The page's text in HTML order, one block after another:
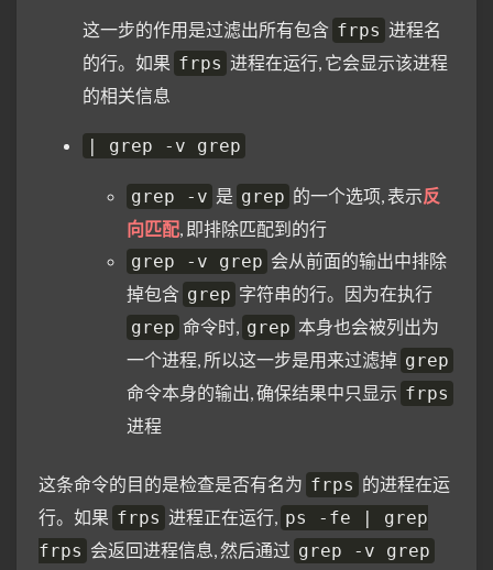
这一步的作用是过滤出所有包含 frps 进程名
的行。如果 frps 进程在运行, 它会显示该进程
的相关信息
| grep -v grep
grep -v 是 grep 的一个选项, 表示反
向匹配, 即排除匹配到的行
grep -v grep 会从前面的输出中排除
掉包含 grep 字符串的行。因为在执行
grep 命令时, grep 本身也会被列出为
一个进程, 所以这一步是用来过滤掉 grep
命令本身的输出, 确保结果中只显示 frps
进程
这条命令的目的是检查是否有名为 frps 的进程在运
行。如果 frps 进程正在运行, ps -fe | grep
frps 会返回进程信息, 然后通过 grep -v grep